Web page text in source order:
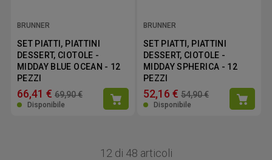
BRUNNER
SET PIATTI, PIATTINI
DESSERT, CIOTOLE -
MIDDAY BLUE OCEAN - 12
PEZZI
66,41 € 69,90 €
Disponibile
BRUNNER
SET PIATTI, PIATTINI
DESSERT, CIOTOLE -
MIDDAY SPHERICA - 12
PEZZI
52,16 € 54,90 €
Disponibile
12 di 48 articoli